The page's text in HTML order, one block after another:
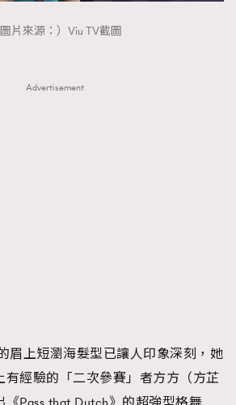
圖片來源：）Viu TV截圖
Advertisement
眉上短瀏海髮型已讓人印象深刻，她
有經驗的「二次參賽」者方方（方芷